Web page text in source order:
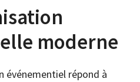
moderne
événementiel répond à